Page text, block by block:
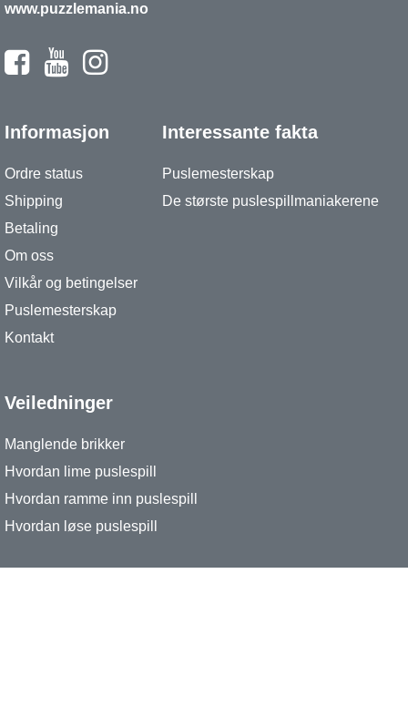
www.puzzlemania.no
Informasjon
Ordre status
Shipping
Betaling
Om oss
Vilkår og betingelser
Puslemesterskap
Kontakt
Interessante fakta
Puslemesterskap
De største puslespillmaniakerene
Veiledninger
Manglende brikker
Hvordan lime puslespill
Hvordan ramme inn puslespill
Hvordan løse puslespill